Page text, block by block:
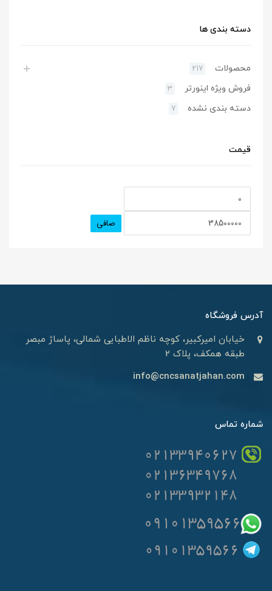
دسته بندی ها
محصولات 217
فروش ویژه اینورتر 3
دسته بندی نشده 7
قیمت
صافی
آدرس فروشگاه
خیابان امیرکبیر، کوچه ناظم الاطبایی شمالی، پاساژ مبصر
طبقه همکف، پلاک 2
info@cncsanatjahan.com
شماره تماس